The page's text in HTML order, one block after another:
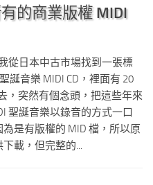
的商業版權 MIDI
從日本中古市場找到一張標
誕音樂 MIDI CD，裡面有 20
，突然有個念頭，把這些年來
聖誕音樂以錄音的方式一口
是有版權的 MID 檔，所以原
載，但完整的...